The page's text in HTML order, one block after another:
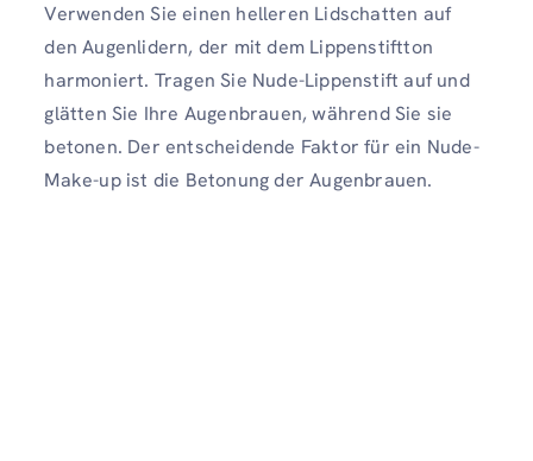
Verwenden Sie einen helleren Lidschatten auf
den Augenlidern, der mit dem Lippenstiftton
harmoniert. Tragen Sie Nude-Lippenstift auf und
glätten Sie Ihre Augenbrauen, während Sie sie
betonen. Der entscheidende Faktor für ein Nude-
Make-up ist die Betonung der Augenbrauen.